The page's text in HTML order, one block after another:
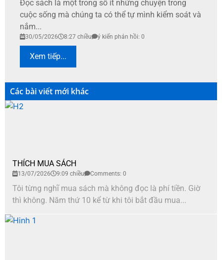
Đọc sách là một trong số ít những chuyện trong
cuộc sống mà chúng ta có thể tự mình kiểm soát và
nắm...
30/05/2026 8:27 chiều ý kiến phản hồi: 0
Xem tiếp...
Các bài viết mới khác
THÍCH MUA SÁCH
13/07/2026 9:09 chiều Comments: 0
Tôi từng nghĩ mua sách mà không đọc là phí tiền. Giờ
thì không. Năm thứ 10 kể từ khi tôi bắt đầu mua...